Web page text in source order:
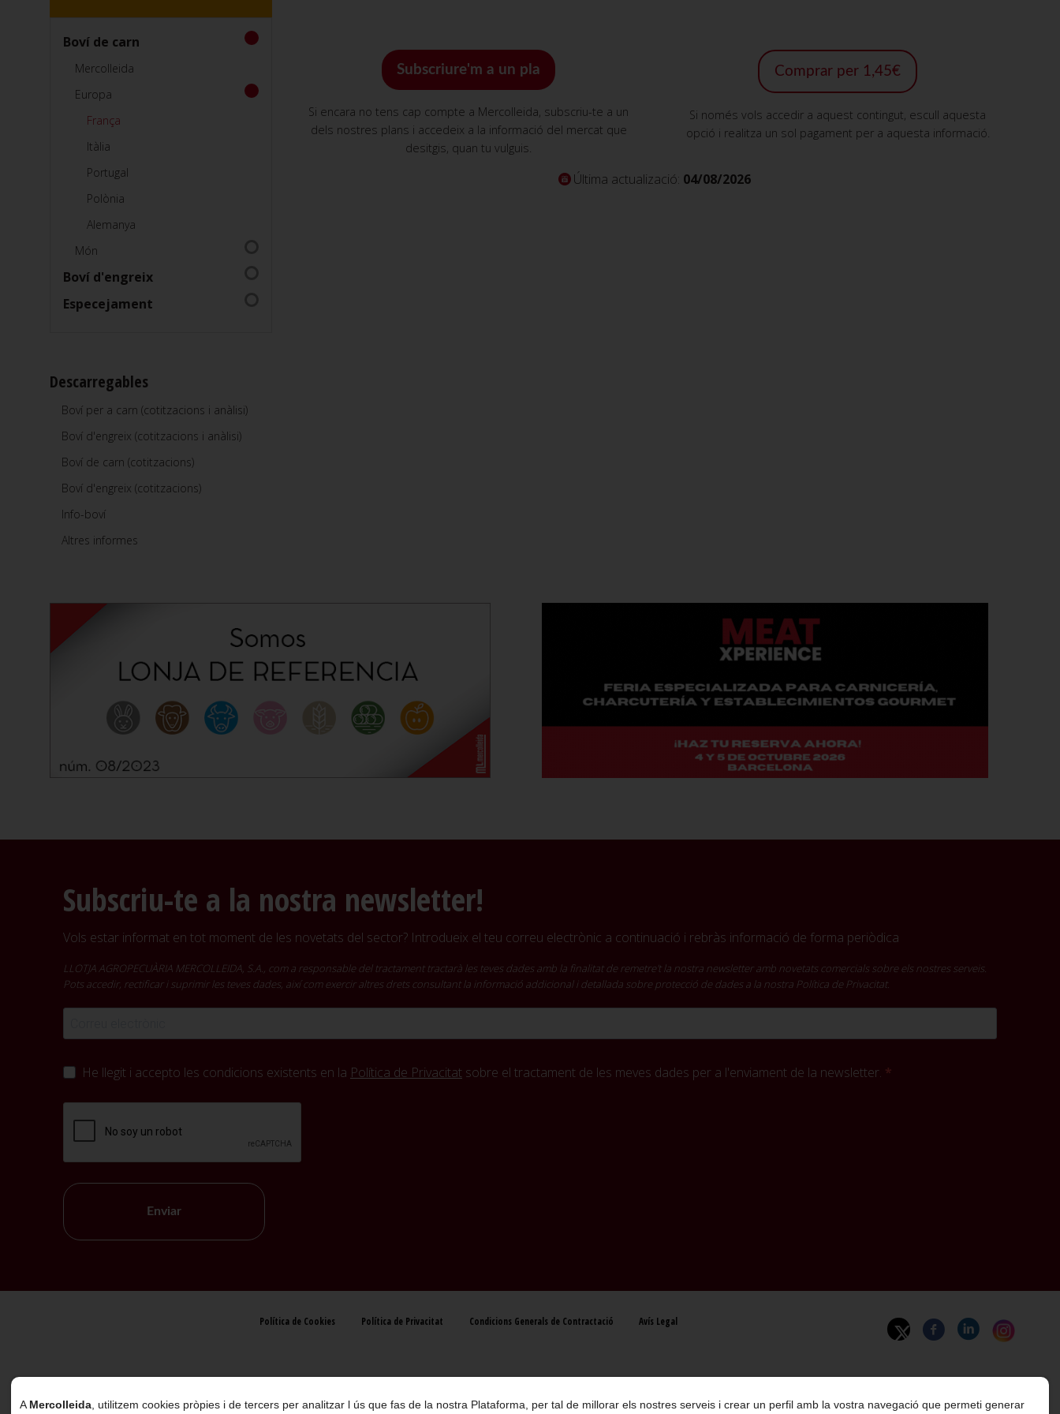
Boví de carn
Mercolleida
Europa
França
Itàlia
Portugal
Polònia
Alemanya
Món
Boví d'engreix
Especejament
Descarregables
Boví per a carn (cotitzacions i anàlisi)
Boví d'engreix (cotitzacions i anàlisi)
Boví de carn (cotitzacions)
Boví d'engreix (cotitzacions)
Info-boví
Altres informes
Subscriure'm a un pla
Si encara no tens cap compte a Mercolleida, subscriu-te a un
dels nostres plans i accedeix a la informació del mercat que
desitgis, quan tu vulguis.
Comprar per 1,45€
Si només vols accedir a aquest contingut, escull aquesta
opció i realitza un sol pagament per a aquesta informació.
Última actualizació: 04/08/2026
Subscriu-te a la nostra newsletter!
Vols estar informat en tot moment de les novetats del sector? Introdueix el teu correu electrònic a continuació i rebràs informació de forma periòdica
LLOTJA AGROPECUÀRIA MERCOLLEIDA, S.A., com a responsable del tractament tractarà les teves dades amb la finalitat de remetre't la nostra newsletter amb novetats comercials sobre els nostres serveis.
Pots accedir, rectificar i suprimir les teves dades, així com exercir altres drets consultant la informació addicional i detallada sobre protecció de dades a la nostra Política de Privacitat.
He llegit i accepto les condicions existents en la Política de Privacitat sobre el tractament de les meves dades per a l'enviament de la newsletter.
Enviar
Política de Cookies Política de Privacitat Condicions Generals de Contractació Avís Legal
A Mercolleida , utilitzem cookies pròpies i de tercers per analitzar l ús que fas de la nostra Plataforma, per tal de millorar els nostres serveis i crear un perfil amb la vostra navegació que permeti generar